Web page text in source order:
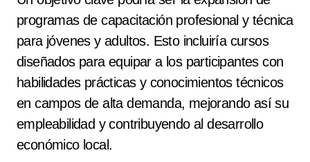
programas de capacitación profesional y técnica
para jóvenes y adultos. Esto incluiría cursos
diseñados para equipar a los participantes con
habilidades prácticas y conocimientos técnicos
en campos de alta demanda, mejorando así su
empleabilidad y contribuyendo al desarrollo
económico local.